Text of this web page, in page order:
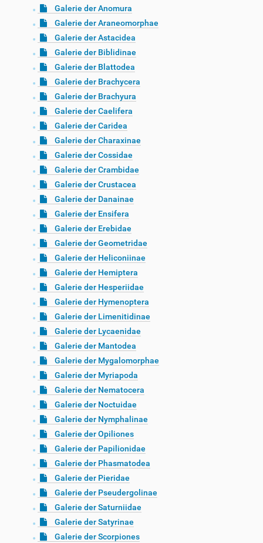
Galerie der Anomura
Galerie der Araneomorphae
Galerie der Astacidea
Galerie der Biblidinae
Galerie der Blattodea
Galerie der Brachycera
Galerie der Brachyura
Galerie der Caelifera
Galerie der Caridea
Galerie der Charaxinae
Galerie der Cossidae
Galerie der Crambidae
Galerie der Crustacea
Galerie der Danainae
Galerie der Ensifera
Galerie der Erebidae
Galerie der Geometridae
Galerie der Heliconiinae
Galerie der Hemiptera
Galerie der Hesperiidae
Galerie der Hymenoptera
Galerie der Limenitidinae
Galerie der Lycaenidae
Galerie der Mantodea
Galerie der Mygalomorphae
Galerie der Myriapoda
Galerie der Nematocera
Galerie der Noctuidae
Galerie der Nymphalinae
Galerie der Opiliones
Galerie der Papilionidae
Galerie der Phasmatodea
Galerie der Pieridae
Galerie der Pseudergolinae
Galerie der Saturniidae
Galerie der Satyrinae
Galerie der Scorpiones